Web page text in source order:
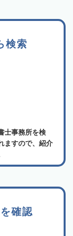
検索
士事務所を検
ますので、紹介
確認